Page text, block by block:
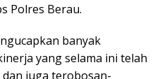
Polres Berau.
banyak
yang selama ini telah
juga terobosan-